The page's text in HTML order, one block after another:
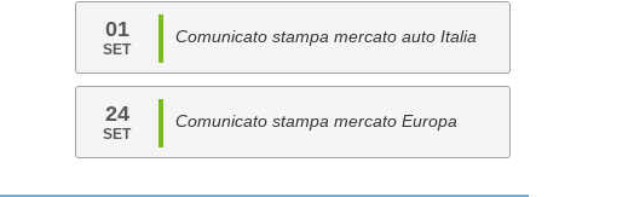
01
SET
Comunicato stampa mercato auto Italia
24
SET
Comunicato stampa mercato Europa